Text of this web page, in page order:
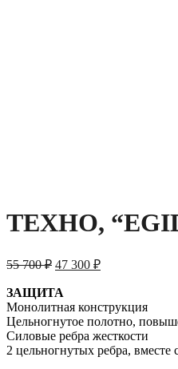
ТЕХНО,
55 700₽ 47 300 ₽
ЗАЩИТА
Монолитная конструкция
Цельногнутое полотно,
Силовые ребра жесткости
2 цельногнутых ребра,